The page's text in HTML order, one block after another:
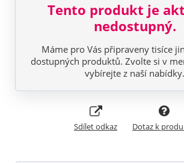
Tento produkt je
nedostupný.
Máme pro Vás připraveny tisíce
dostupných produktů. Zvolte si v
vybírejte z naší nabídky.
Sdílet odkaz Dotaz k